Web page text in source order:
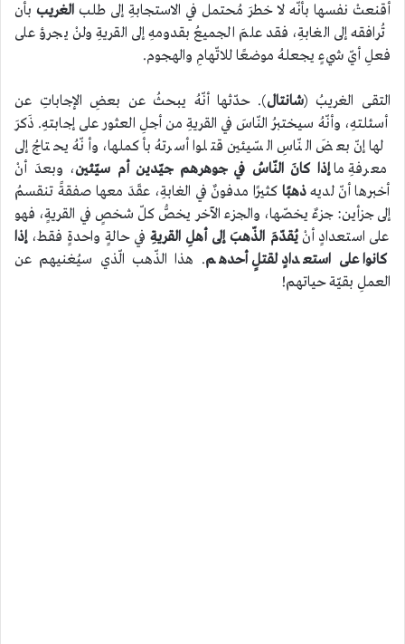
أقنعتْ نفسها بأنّه لا خطرَ مُحتمل في الاستجابةِ إلى طلب الغريب بأن
تُرافقه إلى الغابةِ، فقد علمَ الجميعُ بقدومهِ إلى القريةِ ولنْ يجرؤ على
فعلِ أيّ شيءٍ يجعلهُ موضعًا للاتّهامِ والهجوم.
التقى الغريبُ (شانتال). حدّثها أنّهُ يبحثُ عن بعضِ الإجاباتِ عن
أسئلتهِ، وأنّهُ سيختبرُ النّاسَ في القريةِ من أجلِ العثور على إجابتهِ. ذَكرَ
لها إنّ بعضَ النّاسِ السّيئين قتلوا أسرتهُ بأكملها، وأنّهُ يحتاجُ إلى
معرفةِ ماإذا كانَ النّاسُ في جوهرهم جيّدين أم سيّئين، وبعدَ أنْ
أخبرها أنّ لديه ذهبًاكثيرًا مدفونٌ في الغابةِ، عقَدَ معها صفقةً تنقسمُ
إلى جزأين: جزءٌ يخصّها، والجزء الآخر يخصُّ كلّ شخصٍ في القريةٍ، فهو
على استعدادٍ أنْيُقدّمَ الذّهبَ إلى أهلِ القريةِ في حالةٍ واحدةٍ فقط،إذا
كانوا على استعدادٍ لقتلٍ أحدهم. هذا الذّهب الّذي سيُغنيهم عن
العملِ بقيّة حياتهم!